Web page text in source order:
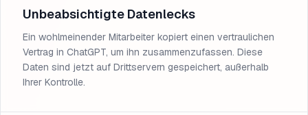
Unbeabsichtigte Datenlecks
Ein wohlmeinender Mitarbeiter kopiert einen vertraulichen
Vertrag in ChatGPT, um ihn zusammenzufassen. Diese
Daten sind jetzt auf Drittservern gespeichert, außerhalb
Ihrer Kontrolle.